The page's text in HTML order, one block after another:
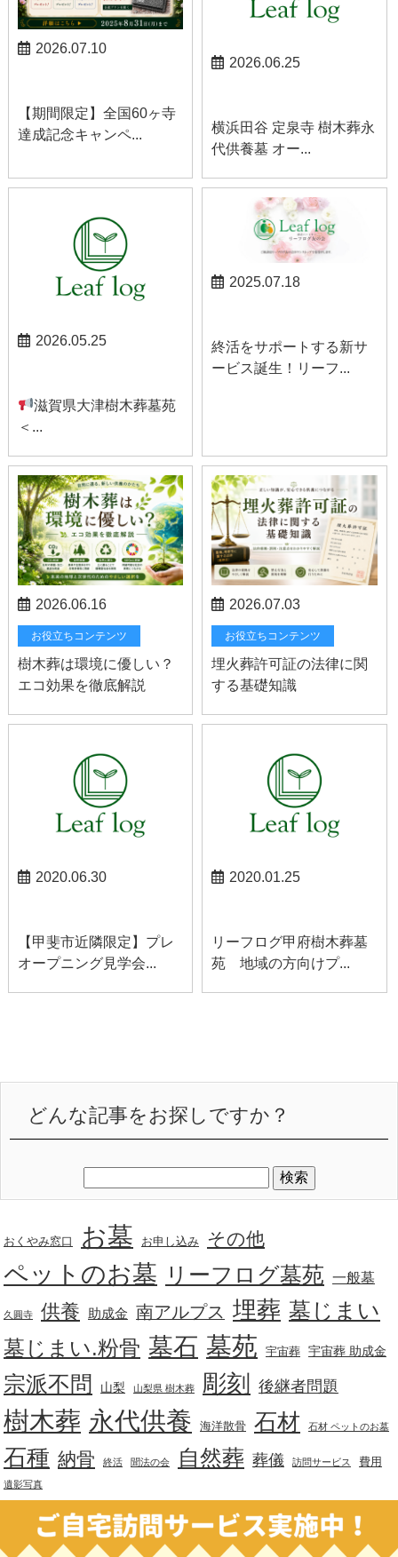
2026.07.10
【期間限定】全国60ヶ寺
達成記念キャンペ...
2026.06.25
横浜田谷 定泉寺 樹木葬永
代供養墓 オー...
2026.05.25
滋賀県大津樹木葬墓苑
＜...
2025.07.18
終活をサポートする新サ
ービス誕生！リーフ...
2026.06.16
お役立ちコンテンツ
樹木葬は環境に優しい？
エコ効果を徹底解説
2026.07.03
お役立ちコンテンツ
埋火葬許可証の法律に関
する基礎知識
2020.06.30
【甲斐市近隣限定】プレ
オープニング見学会...
2020.01.25
リーフログ甲府樹木葬墓
苑 地域の方向けプ...
どんな記事をお探しですか？
おくやみ窓口 お墓 お申し込み その他
ペットのお墓 リーフログ墓苑 一般墓
久圓寺 供養 助成金 南アルプス 埋葬 墓じまい
墓じまい.粉骨 墓石 墓苑 宇宙葬 宇宙葬 助成金
宗派不問 山梨 山梨県 樹木葬 彫刻 後継者問題
樹木葬 永代供養 海洋散骨 石材 石材 ペットのお墓
石種 納骨 終活 聞法の会 自然葬 葬儀 訪問サービス 費用
遺影写真